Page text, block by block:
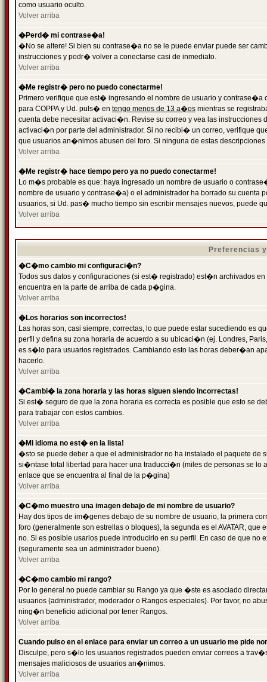
como usuario oculto.
Volver arriba
�Perd� mi contrase�a!
�No se altere! Si bien su contrase�a no se le puede enviar puede ser
instrucciones y podr� volver a conectarse casi de inmediato.
Volver arriba
�Me registr� pero no puedo conectarme!
Primero verifique que est� ingresando el nombre de usuario y
para COPPA y Ud. puls� en tengo menos de 13 a�os mientras se
cuenta debe necesitar activaci�n. Revise su correo y vea las
activaci�n por parte del administrador. Si no recibi� un correo, verifique
que usuarios an�nimos abusen del foro. Si ninguna de estas
Volver arriba
�Me registr� hace tiempo pero ya no puedo conectarme!
Lo m�s probable es que: haya ingresado un nombre de usuario o
nombre de usuario y contrase�a) o el administrador ha borrado su
usuarios, si Ud. pas� mucho tiempo sin escribir mensajes nuevos, puede
Volver arriba
Preferencias
�C�mo cambio mi configuraci�n?
Todos sus datos y configuraciones (si est� registrado) est�n archivados
encuentra en la parte de arriba de cada p�gina.
Volver arriba
�Los horarios son incorrectos!
Las horas son, casi siempre, correctas, lo que puede estar sucediendo es
perfil y defina su zona horaria de acuerdo a su ubicaci�n (ej. Londres,
es s�lo para usuarios registrados. Cambiando esto las horas deber�an
hacerlo.
Volver arriba
�Cambi� la zona horaria y las horas siguen siendo incorrectas!
Si est� seguro de que la zona horaria es correcta es posible que esto se
para trabajar con estos cambios.
Volver arriba
�Mi idioma no est� en la lista!
�sto se puede deber a que el administrador no ha instalado el paquete
si�ntase total libertad para hacer una traducci�n (miles de personas se
enlace que se encuentra al final de la p�gina)
Volver arriba
�C�mo muestro una imagen debajo de mi nombre de usuario?
Hay dos tipos de im�genes debajo de su nombre de usuario, la primera
foro (generalmente son estrellas o bloques), la segunda es el AVATAR,
no. Si es posible usarlos puede introducirlo en su perfil. En caso de que
(seguramente sea un administrador bueno).
Volver arriba
�C�mo cambio mi rango?
Por lo general no puede cambiar su Rango ya que �ste es asociado
usuarios (administrador, moderador o Rangos especiales). Por favor, no
ning�n beneficio adicional por tener Rangos.
Volver arriba
Cuando pulso en el enlace para enviar un correo a un usuario me pide
Disculpe, pero s�lo los usuarios registrados pueden enviar correos a
mensajes maliciosos de usuarios an�nimos.
Volver arriba